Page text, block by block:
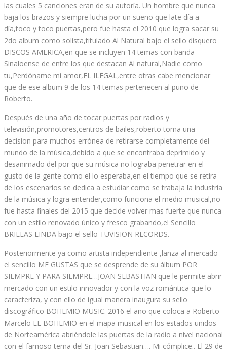
las cuales 5 canciones eran de su autoría. Un hombre que nunca
baja los brazos y siempre lucha por un sueno que late día a
día,toco y toco puertas,pero fue hasta el 2010 que logra sacar su
2do album como solista,titulado Al Natural bajo el sello disquero
DISCOS AMERICA,en que se incluyen 14 temas con banda
Sinaloense de entre los que destacan Al natural,Nadie como
tu,Perdóname mi amor,EL ILEGAL,entre otras cabe mencionar
que de ese album 9 de los 14 temas pertenecen al puño de
Roberto.
Después de una año de tocar puertas por radios y
televisión,promotores,centros de bailes,roberto toma una
decision para muchos errónea de retirarse completamente del
mundo de la música,debido a que se encontraba deprimido y
desanimado del por que su música no lograba penetrar en el
gusto de la gente como el lo esperaba,en el tiempo que se retira
de los escenarios se dedica a estudiar como se trabaja la industria
de la música y logra entender,como funciona el medio musical,no
fue hasta finales del 2015 que decide volver mas fuerte que nunca
con un estilo renovado único y fresco grabando,el Sencillo
BRILLAS LINDA bajo el sello TUVISION RECORDS.
Posteriormente ya como artista independiente ,lanza al mercado
el sencillo ME GUSTAS que se desprende de su álbum POR
SIEMPRE Y PARA SIEMPRE…JOAN SEBASTIAN que le permite abrir
mercado con un estilo innovador y con la voz romántica que lo
caracteriza, y con ello de igual manera inaugura su sello
discográfico BOHEMIO MUSIC. 2016 el año que coloca a Roberto
Marcelo EL BOHEMIO en el mapa musical en los estados unidos
de Norteamérica abriéndole las puertas de la radio a nivel nacional
con el famoso tema del Sr. Joan Sebastian…. Mi cómplice.. El 29 de